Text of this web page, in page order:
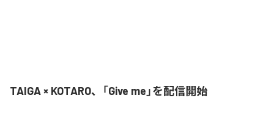
TAIGA × KOTARO、「Give me」を配信開始